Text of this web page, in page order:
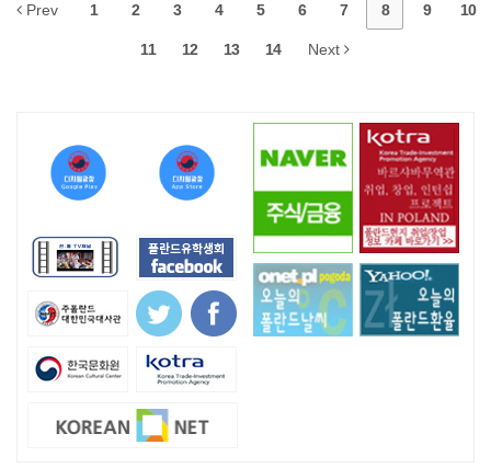
Prev 1 2 3 4 5 6 7 8 9 10
11 12 13 14 Next